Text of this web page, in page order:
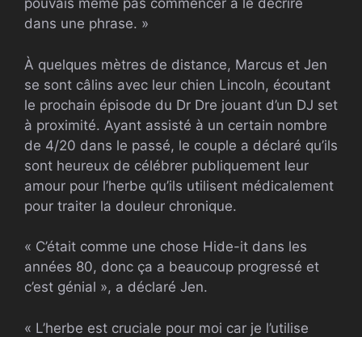
pouvais même pas commencer à le décrire
dans une phrase. »
À quelques mètres de distance, Marcus et Jen
se sont câlins avec leur chien Lincoln, écoutant
le prochain épisode du Dr Dre jouant d’un DJ set
à proximité. Ayant assisté à un certain nombre
de 4/20 dans le passé, le couple a déclaré qu’ils
sont heureux de célébrer publiquement leur
amour pour l’herbe qu’ils utilisent médicalement
pour traiter la douleur chronique.
« C’était comme une chose Hide-it dans les
années 80, donc ça a beaucoup progressé et
c’est génial », a déclaré Jen.
« L’herbe est cruciale pour moi car je l’utilise